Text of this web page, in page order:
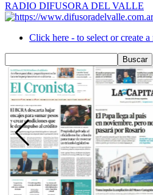
RADIO DIFUSORA DEL VALLE
Click here - to select or create a